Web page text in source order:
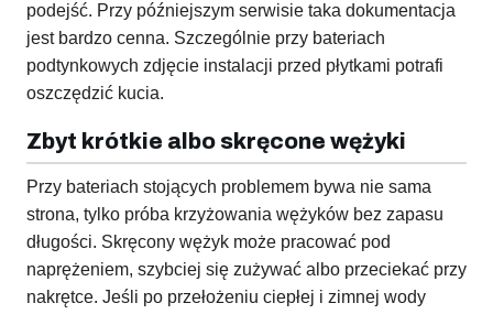
podejść. Przy późniejszym serwisie taka dokumentacja
jest bardzo cenna. Szczególnie przy bateriach
podtynkowych zdjęcie instalacji przed płytkami potrafi
oszczędzić kucia.
Zbyt krótkie albo skręcone wężyki
Przy bateriach stojących problemem bywa nie sama
strona, tylko próba krzyżowania wężyków bez zapasu
długości. Skręcony wężyk może pracować pod
naprężeniem, szybciej się zużywać albo przeciekać przy
nakrętce. Jeśli po przełożeniu ciepłej i zimnej wody